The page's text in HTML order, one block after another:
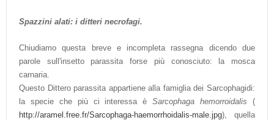
Spazzini alati: i ditteri necrofagi.
Chiudiamo questa breve e incompleta rassegna dicendo due
parole sull'insetto parassita forse più conosciuto: la mosca
carnaria.
Questo Dittero parassita appartiene alla famiglia dei Sarcophagidi:
la specie che più ci interessa èSarcophaga hemorroidalis(
http://aramel.free.fr/Sarcophaga-haemorrhoidalis-male.jpg), quella